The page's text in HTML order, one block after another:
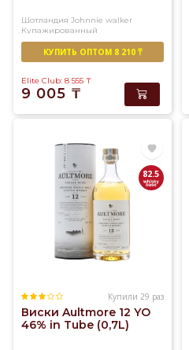
Шотландия Johnnie walker
Купажированный
КУПИТЬ ОПТОМ 8 210 ₸
Elite Club: 8 555 ₸
9 005 ₸
82.5
Купили 29 раз
Виски Aultmore 12 YO
46% in Tube (0,7L)